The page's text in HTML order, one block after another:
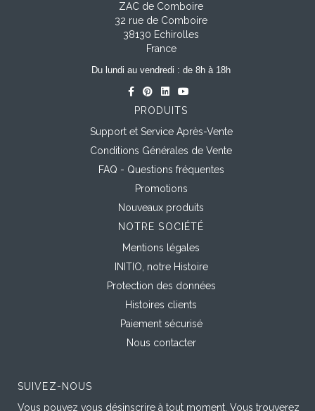
ZAC de Comboire
32 rue de Comboire
38130 Echirolles
France
Du lundi au vendredi : de 8h à 18h
PRODUITS
Support et Service Après-Vente
Conditions Générales de Vente
FAQ - Questions fréquentes
Promotions
Nouveaux produits
NOTRE SOCIÉTÉ
Mentions légales
INITIO, notre Histoire
Protection des données
Histoires clients
Paiement sécurisé
Nous contacter
SUIVEZ-NOUS
Vous pouvez vous désinscrire à tout moment. Vous trouverez